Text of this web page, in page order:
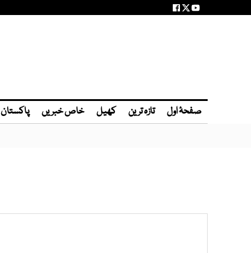
صفحۂ اول تازہ ترین کھیل خاص خبریں پاکستان